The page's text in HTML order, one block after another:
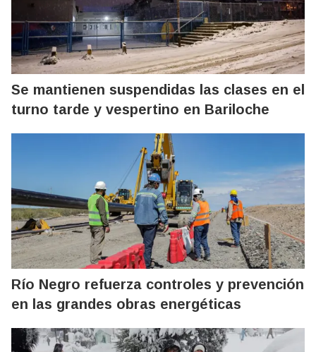
Se mantienen suspendidas las clases en el
turno tarde y vespertino en Bariloche
Río Negro refuerza controles y prevención
en las grandes obras energéticas